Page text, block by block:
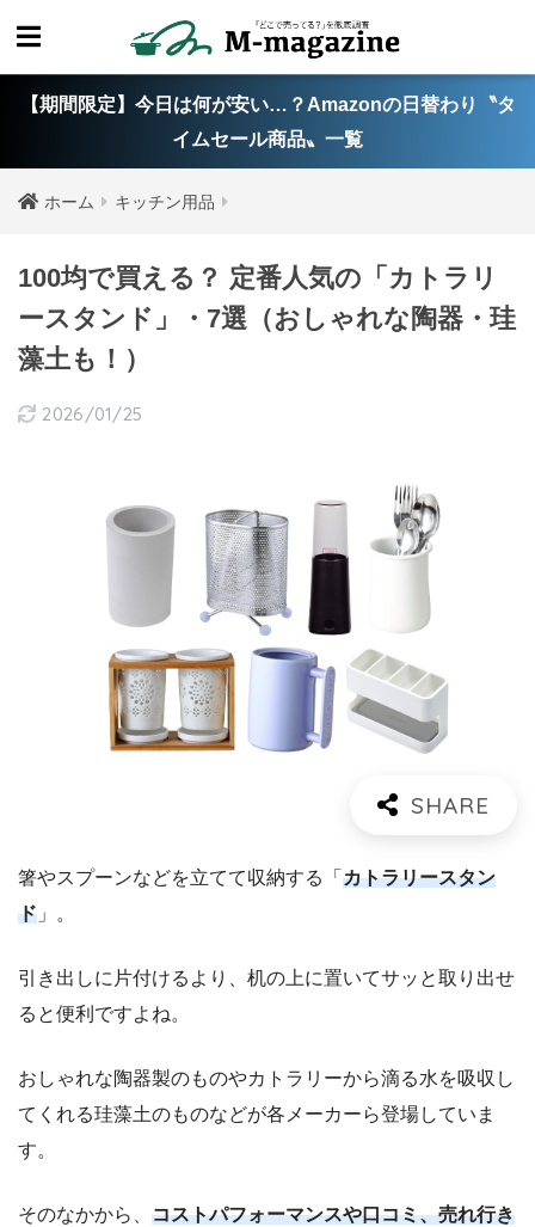
【期間限定】今日は何が安い…？Amazonの日替わり〝タ
イムセール商品〟一覧
ホーム キッチン用品
100均で買える？ 定番人気の「カトラリ
ースタンド」・7選（おしゃれな陶器・珪
藻土も！）
2026/01/25
箸やスプーンなどを立てて収納する「 カトラリースタン
ド 」。
引き出しに片付けるより、机の上に置いてサッと取り出せ
ると便利ですよね。
おしゃれな陶器製のものやカトラリーから滴る水を吸収し
てくれる珪藻土のものなどが各メーカーら登場していま
す。
そのなかから、 コストパフォーマンスや口コミ、売れ行き